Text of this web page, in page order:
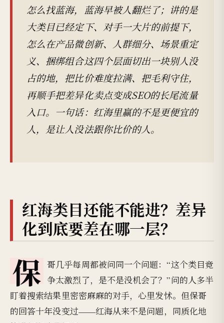
怎么找蓝海，蓝海早被人翻烂了；讲的是
大类目已经定下、对手一大片的前提下，
怎么在产品微创新、人群细分、场景重定
义、捆绑组合这四个层面切出一块别人没
占的地，把比价难度拉满、把毛利守住，
再顺手把差异化卖点变成SEO的长尾流量
入口。一句话：红海里赢的不是更便宜的
人，是让人没法跟你比价的人。
红海类目还能不能进？差异
化到底要差在哪一层？
保 哥几乎每周都被问同一个问题：“这个类目竞
争太激烈了，是不是没机会了？”问的人多半
盯着搜索结果里密密麻麻的对手，心里发怵。但保哥
的回答十年没变过——红海从来不是问题，同质化地